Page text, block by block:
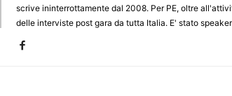
scrive ininterrottamente dal 2008. Per PE, oltre
delle interviste post gara da tutta Italia. E' stato